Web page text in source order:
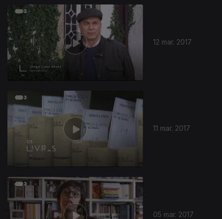
12 mar. 2017
11 mar. 2017
05 mar. 2017